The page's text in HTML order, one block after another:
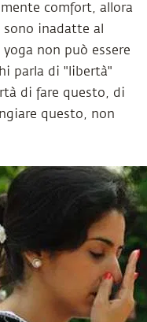
comfort, allora
inadatte al
non può essere
parla di "libertà"
di fare questo, di
questo, non